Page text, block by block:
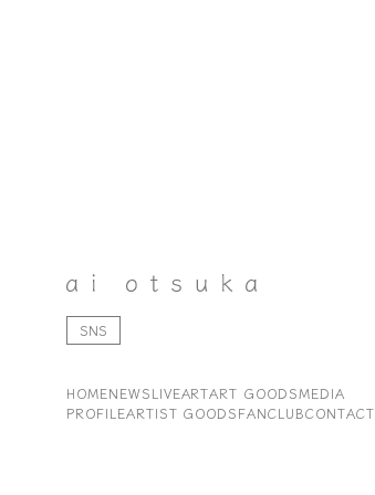
SNS
HOMENEWSLIVEARTART GOODSMEDIA
PROFILEARTIST GOODSFANCLUBCONTACT